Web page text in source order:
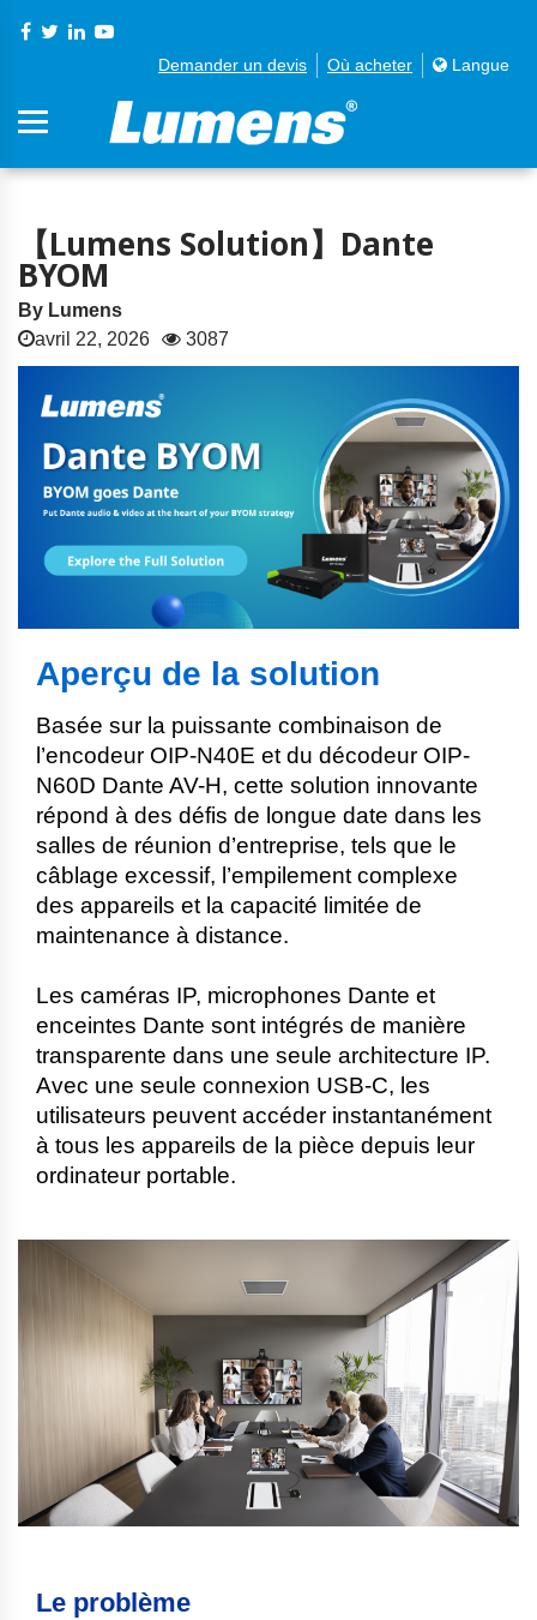
Demander un devis Où acheter Langue
【Lumens Solution】Dante
BYOM
By Lumens
avril 22, 2026
3087
Aperçu de la solution
Basée sur la puissante combinaison de
l’encodeur OIP-N40E et du décodeur OIP-
N60D Dante AV-H, cette solution innovante
répond à des défis de longue date dans les
salles de réunion d’entreprise, tels que le
câblage excessif, l’empilement complexe
des appareils et la capacité limitée de
maintenance à distance.
Les caméras IP, microphones Dante et
enceintes Dante sont intégrés de manière
transparente dans une seule architecture IP.
Avec une seule connexion USB-C, les
utilisateurs peuvent accéder instantanément
à tous les appareils de la pièce depuis leur
ordinateur portable.
Le problème